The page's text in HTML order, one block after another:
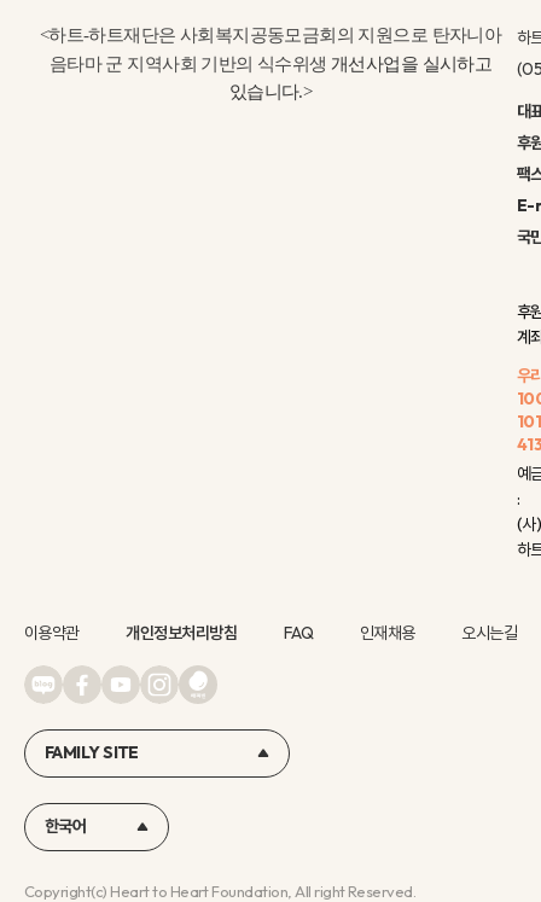
<하트-하트재단은 사회복지공동모금회의 지원으로 탄자니아
음타마 군 지역사회 기반의 식수위생 개선사업을 실시하고
있습니다.>
하
대
후
팩
E-
국
후
계
우
예
:
(사)
하
Copyright(c) Heart to Heart Foundation, All right Reserved.
이용약관 개인정보처리방침 FAQ 인재채용 오시는길
FAMILY SITE
한국어